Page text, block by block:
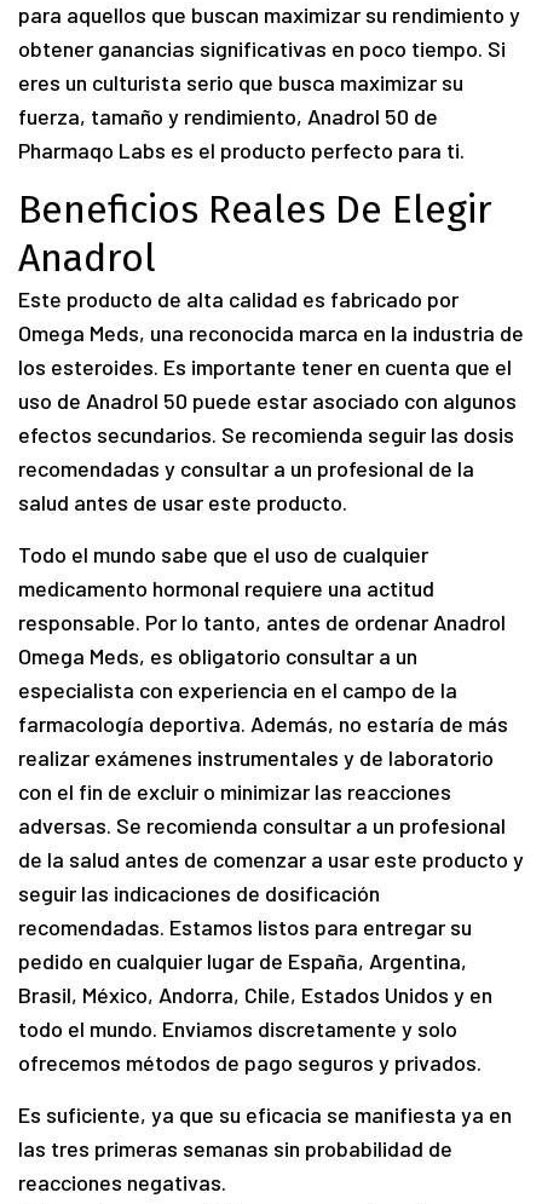
para aquellos que buscan maximizar su rendimiento y
obtener ganancias significativas en poco tiempo. Si
eres un culturista serio que busca maximizar su
fuerza, tamaño y rendimiento, Anadrol 50 de
Pharmaqo Labs es el producto perfecto para ti.
Beneficios Reales De Elegir
Anadrol
Este producto de alta calidad es fabricado por
Omega Meds, una reconocida marca en la industria de
los esteroides. Es importante tener en cuenta que el
uso de Anadrol 50 puede estar asociado con algunos
efectos secundarios. Se recomienda seguir las dosis
recomendadas y consultar a un profesional de la
salud antes de usar este producto.
Todo el mundo sabe que el uso de cualquier
medicamento hormonal requiere una actitud
responsable. Por lo tanto, antes de ordenar Anadrol
Omega Meds, es obligatorio consultar a un
especialista con experiencia en el campo de la
farmacología deportiva. Además, no estaría de más
realizar exámenes instrumentales y de laboratorio
con el fin de excluir o minimizar las reacciones
adversas. Se recomienda consultar a un profesional
de la salud antes de comenzar a usar este producto y
seguir las indicaciones de dosificación
recomendadas. Estamos listos para entregar su
pedido en cualquier lugar de España, Argentina,
Brasil, México, Andorra, Chile, Estados Unidos y en
todo el mundo. Enviamos discretamente y solo
ofrecemos métodos de pago seguros y privados.
Es suficiente, ya que su eficacia se manifiesta ya en
las tres primeras semanas sin probabilidad de
reacciones negativas.